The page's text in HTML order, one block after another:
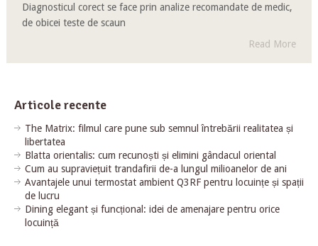
Diagnosticul corect se face prin analize recomandate de medic,
de obicei teste de scaun
Read More
Articole recente
The Matrix: filmul care pune sub semnul întrebării realitatea și
libertatea
Blatta orientalis: cum recunoști și elimini gândacul oriental
Cum au supraviețuit trandafirii de-a lungul milioanelor de ani
Avantajele unui termostat ambient Q3RF pentru locuințe și spații
de lucru
Dining elegant și funcțional: idei de amenajare pentru orice
locuință